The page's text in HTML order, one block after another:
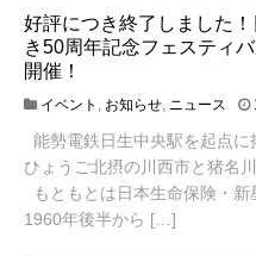
好評につき終了しました
き50周年記念フェスティ
開催！
イベント , お知らせ, ニュース
能勢電鉄日生中央駅を起点
ひょうご北摂の川西市と猪名
もともとは日本生命保険・
1960年後半から […]